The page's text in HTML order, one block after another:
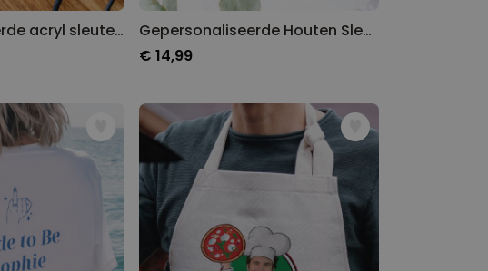
Gepersonaliseerde acryl sleutelhanger met foto en tekst
Gepersonaliseerde Houten Sleutelhanger met Tekst
€ 14,99